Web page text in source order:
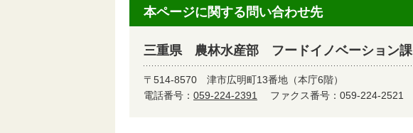
本ページに関する問い合わせ先
三重県 農林水産部 フードイノベーション課
〒514-8570 津市広明町13番地（本庁6階）
電話番号： 059-224-2391 ファクス番号：059-224-2521